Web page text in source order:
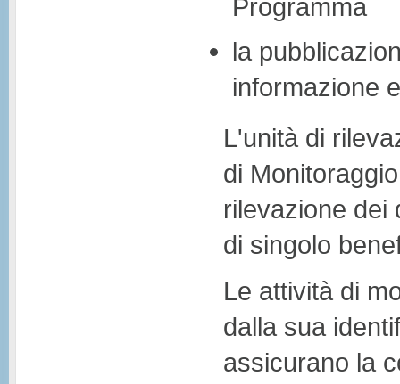
Programma
la
informazione
L'unità di
di
rilevazione dei
di singolo
Le attività di
dalla sua
assicurano la